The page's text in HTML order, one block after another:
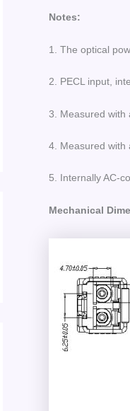
Notes:
1. The optical
2. PECL input,
3. Measured with
4. Measured with
5. Internally AC-
Mechanical